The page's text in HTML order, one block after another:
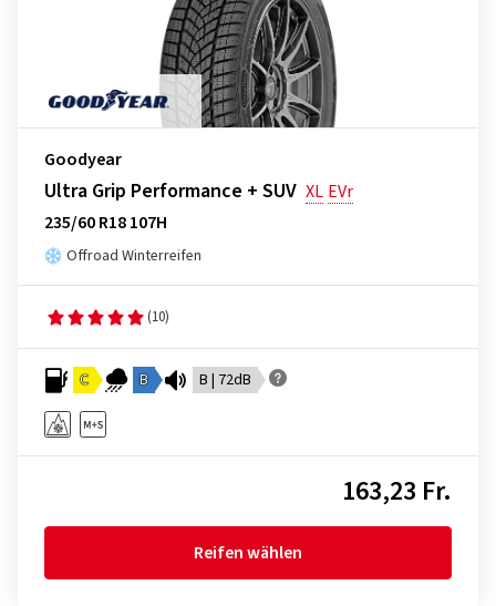
Goodyear
Ultra Grip Performance + SUV XL EVr
235/60 R18 107H
Offroad Winterreifen
(10)
C B B | 72dB
163,23 Fr.
Reifen wählen